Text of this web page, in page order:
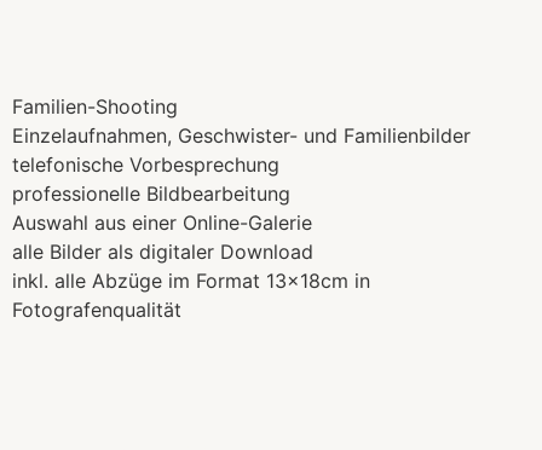
Familien-Shooting
Einzelaufnahmen, Geschwister- und Familienbilder
telefonische Vorbesprechung
professionelle Bildbearbeitung
Auswahl aus einer Online-Galerie
alle Bilder als digitaler Download
inkl. alle Abzüge im Format 13x18cm in
Fotografenqualität